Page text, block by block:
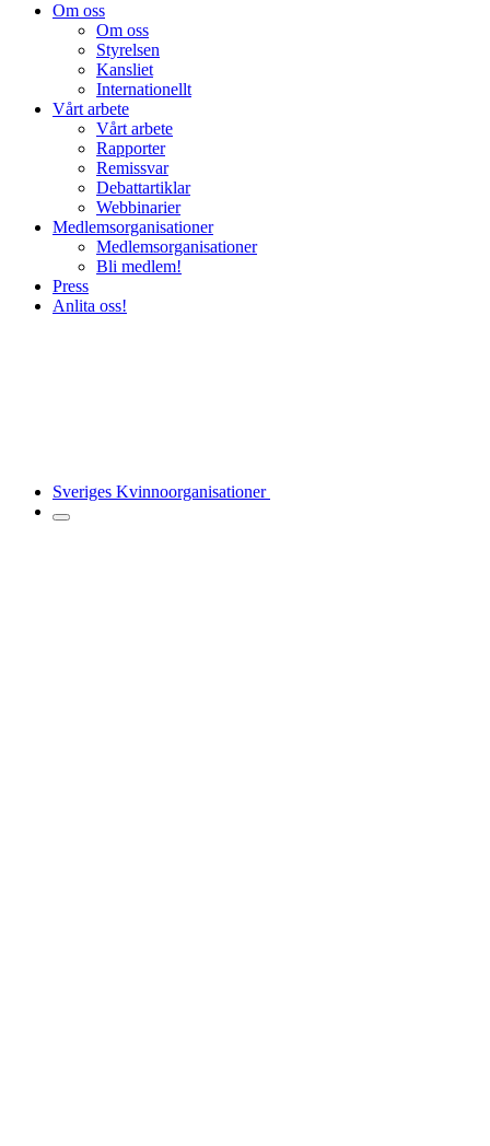
Om oss
Om oss
Styrelsen
Kansliet
Internationellt
Vårt arbete
Vårt arbete
Rapporter
Remissvar
Debattartiklar
Webbinarier
Medlemsorganisationer
Medlemsorganisationer
Bli medlem!
Press
Anlita oss!
Sveriges Kvinnoorganisationer